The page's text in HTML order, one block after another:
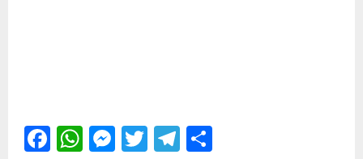
Facebook
WhatsApp
Messenger
TwitterTelegram